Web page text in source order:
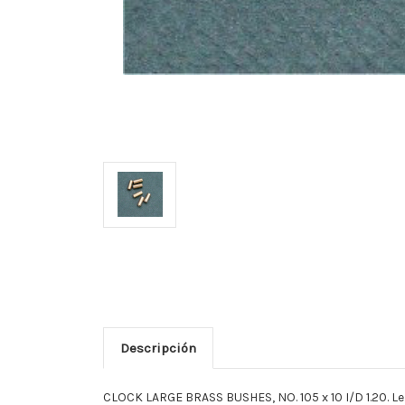
Descripción
CLOCK LARGE BRASS BUSHES, NO. 105 x 10 I/D